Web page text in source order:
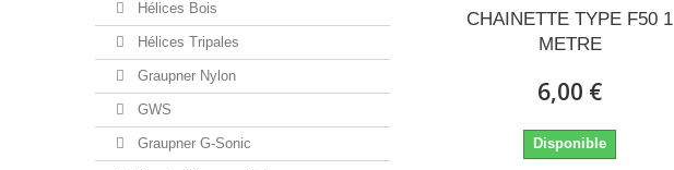
Hélices Bois
Hélices Tripales
Graupner Nylon
GWS
Graupner G-Sonic
CHAINETTE TYPE F50 1
METRE
6,00 €
Disponible